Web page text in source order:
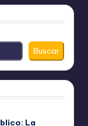
Buscar
La